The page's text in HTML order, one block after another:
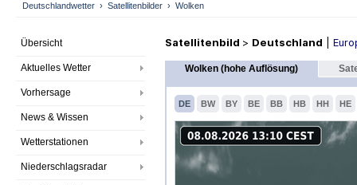
Deutschlandwetter Satellitenbilder Wolken
Übersicht
Aktuelles Wetter
Vorhersage
News & Wissen
Wetterstationen
Niederschlagsradar
Satellitenbild > Deutschland
Wolken (hohe Auflösung)
DE BW BY BE BB HB HH HE